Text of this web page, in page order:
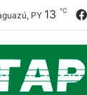
PY 13 ℃